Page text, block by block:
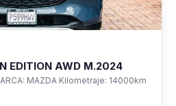
EDITION AWD M.2024
MAZDA Kilometraje: 14000km